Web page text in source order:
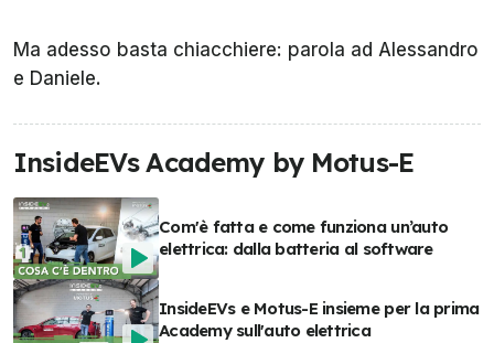
Ma adesso basta chiacchiere: parola ad Alessandro
e Daniele.
InsideEVs Academy by Motus-E
Com'è fatta e come funziona un’auto
elettrica: dalla batteria al software
InsideEVs e Motus-E insieme per la prima
Academy sull'auto elettrica